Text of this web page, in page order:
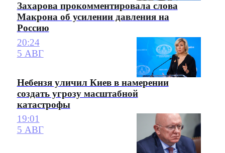
Захарова прокомментировала слова
Макрона об усилении давления на
Россию
20:24
5 АВГ
Небензя уличил Киев в намерении
создать угрозу масштабной
катастрофы
19:01
5 АВГ